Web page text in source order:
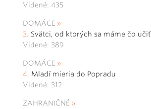
Videné: 435
DOMÁCE
Svätci, od ktorých sa máme čo učiť
Videné: 389
DOMÁCE
Mladí mieria do Popradu
Videné: 312
ZAHRANIČNÉ